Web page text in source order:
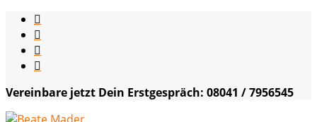
Skip
content
Vereinbare jetzt Dein Erstgespräch: 08041 / 7956545